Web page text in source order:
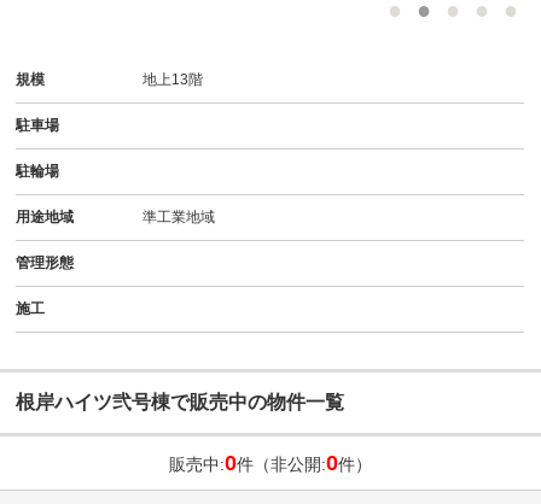
規模 地上13階
駐車場
駐輪場
用途地域 準工業地域
管理形態
施工
根岸ハイツ弐号棟で販売中の物件一覧
販売中:0件（非公開:0件）